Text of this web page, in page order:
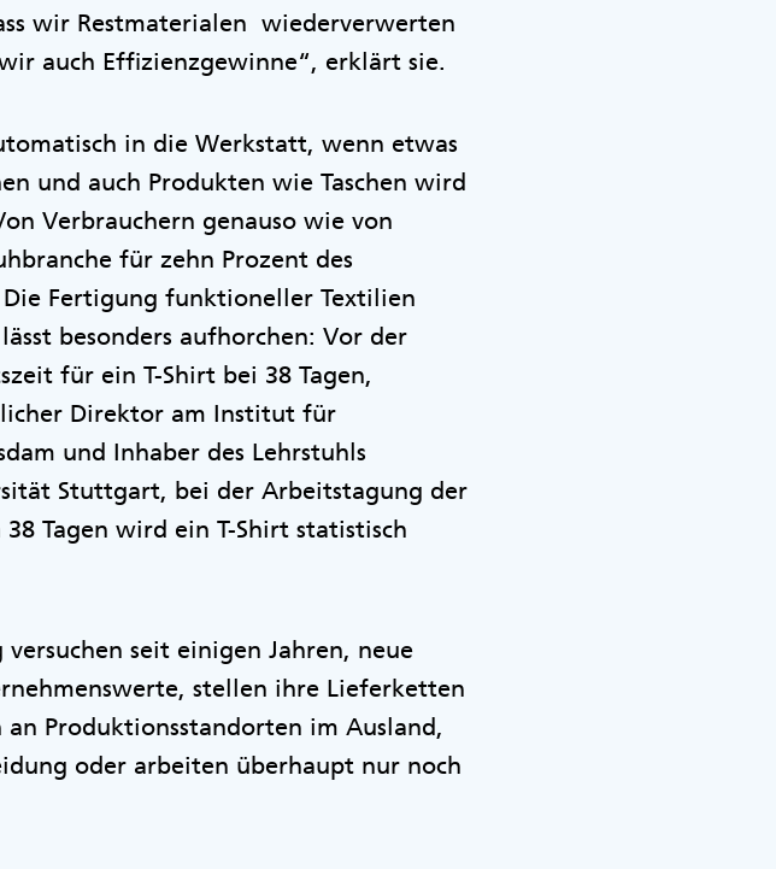
wir Restmaterialen wiederverwerten
auch Effizienzgewinne“, erklärt sie.
in die Werkstatt, wenn etwas
und auch Produkten wie Taschen wird
Verbrauchern genauso wie von
für zehn Prozent des
Fertigung funktioneller Textilien
besonders aufhorchen: Vor der
für ein T-Shirt bei 38 Tagen,
Direktor am Institut für
und Inhaber des Lehrstuhls
Stuttgart, bei der Arbeitstagung der
Tagen wird ein T-Shirt statistisch
seit einigen Jahren, neue
stellen ihre Lieferketten
Produktionsstandorten im Ausland,
oder arbeiten überhaupt nur noch